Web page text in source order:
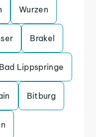
Wurzen
Brakel
Bad Lippspringe
Bitburg